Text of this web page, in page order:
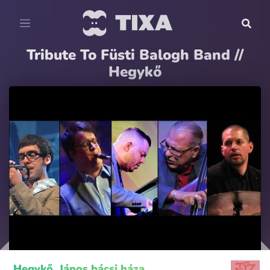
Tribute To Füsti Balogh Band //
Hegykő